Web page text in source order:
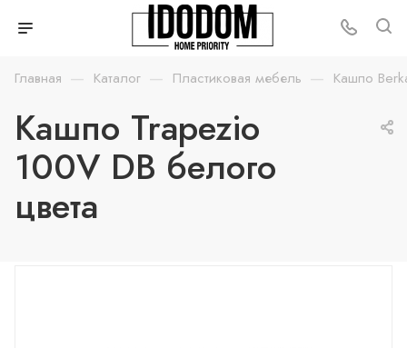
Главная — Каталог — Пластиковая мебель — Кашпо
Кашпо Trapezio
100V DB белого
цвета